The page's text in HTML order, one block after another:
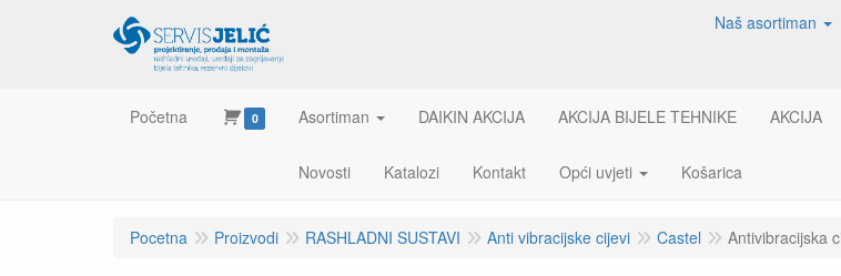
Naš asortiman
Početna 0 Asortiman DAIKIN AKCIJA AKCIJA BIJELE TEHNIKE AKCIJA
Novosti Katalozi Kontakt Opći uvjeti Košarica
Pocetna Proizvodi RASHLADNI SUSTAVI Anti vibracijske cijevi Castel Antivibracijska